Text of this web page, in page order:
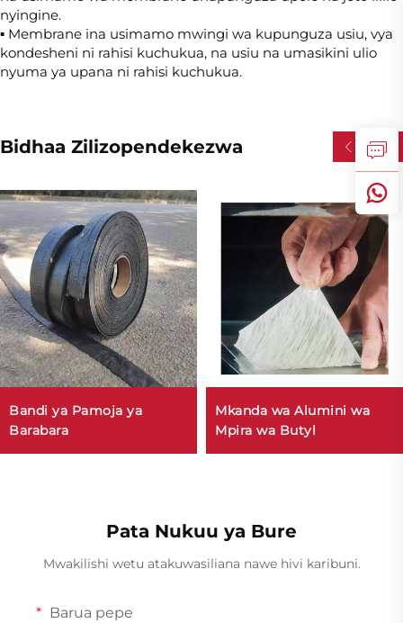
nyingine.
▪ Membrane ina usimamo mwingi wa kupunguza usiu, vya
kondesheni ni rahisi kuchukua, na usiu na umasikini ulio
nyuma ya upana ni rahisi kuchukua.
Bidhaa Zilizopendekezwa
Bandi ya Pamoja ya
Barabara
Mkanda wa Alumini wa
Mpira wa Butyl
Pata Nukuu ya Bure
Mwakilishi wetu atakuwasiliana nawe hivi karibuni.
Barua pepe